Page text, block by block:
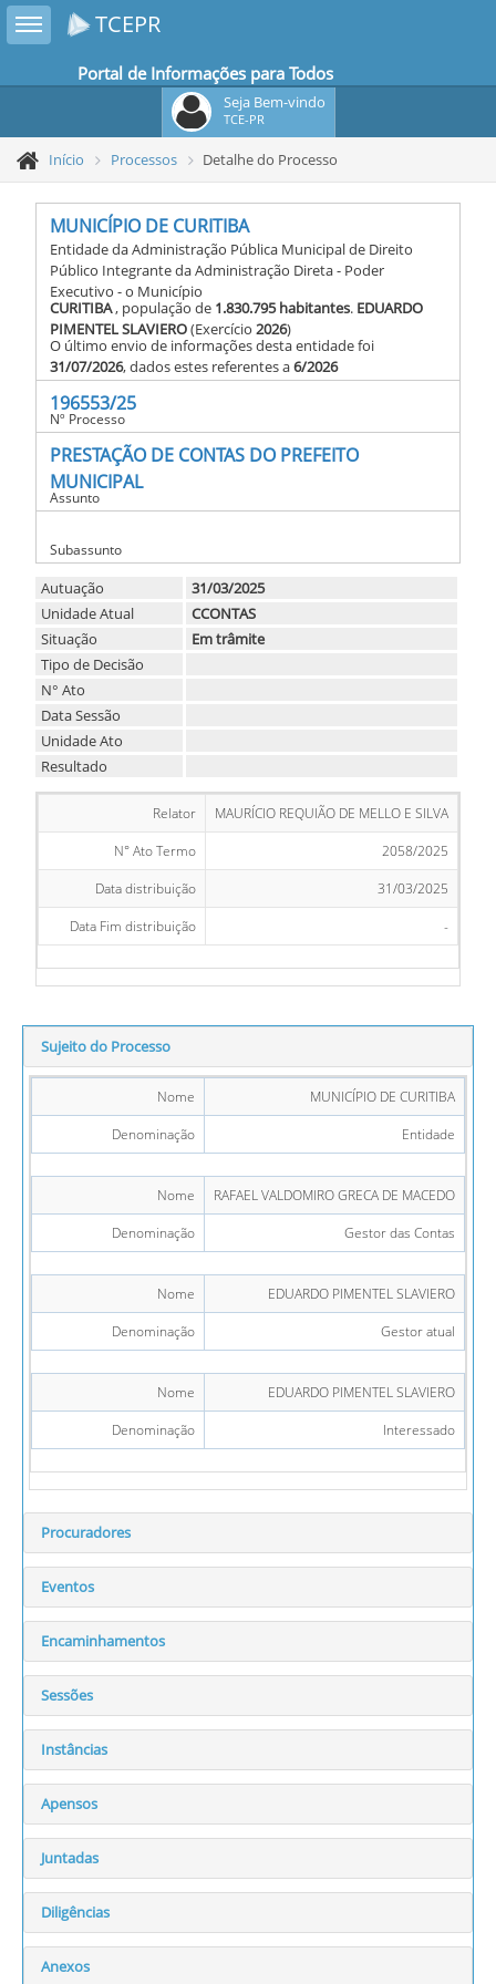
Toggle sidebar TCEPR
Portal de Informações para Todos
Seja Bem-vindo
TCE-PR
Início Processos Detalhe do Processo
MUNICÍPIO DE CURITIBA
Entidade da Administração Pública Municipal de Direito
Público Integrante da Administração Direta - Poder
Executivo - o Município
CURITIBA, população de 1.830.795 habitantes. EDUARDO
PIMENTEL SLAVIERO(Exercício 2026)
O último envio de informações desta entidade foi
31/07/2026, dados estes referentes a6/2026
196553/25
Nº Processo
PRESTAÇÃO DE CONTAS DO PREFEITO
MUNICIPAL
Assunto
Subassunto
Autuação
31/03/2025
Unidade Atual
CCONTAS
Situação
Em trâmite
Tipo de Decisão
N° Ato
Data Sessão
Unidade Ato
Resultado
Relator
MAURÍCIO REQUIÃO DE MELLO E SILVA
N° Ato Termo
2058/2025
Data distribuição
31/03/2025
Data Fim distribuição
-
Sujeito do Processo
Nome
MUNICÍPIO DE CURITIBA
Denominação
Entidade
Nome
RAFAEL VALDOMIRO GRECA DE MACEDO
Denominação
Gestor das Contas
Nome
EDUARDO PIMENTEL SLAVIERO
Denominação
Gestor atual
Nome
EDUARDO PIMENTEL SLAVIERO
Denominação
Interessado
Procuradores
Eventos
Encaminhamentos
Sessões
Instâncias
Apensos
Juntadas
Diligências
Anexos